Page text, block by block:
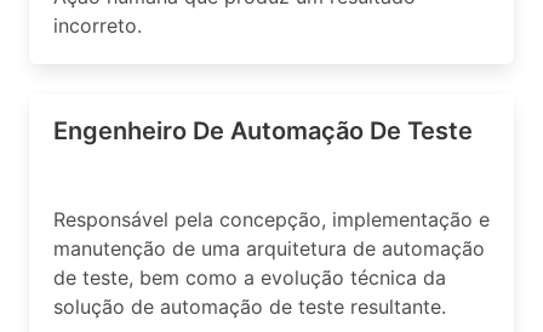
incorreto.
Engenheiro De Automação De Teste
Responsável pela concepção, implementação e
manutenção de uma arquitetura de automação
de teste, bem como a evolução técnica da
solução de automação de teste resultante.